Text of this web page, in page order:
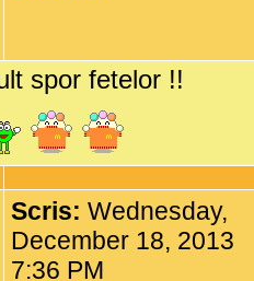
spor fetelor !!
Scris:Wednesday,
December 18, 2013
7:36 PM